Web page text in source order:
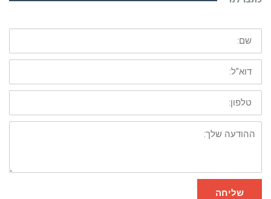
שם:
דוא"ל:
טלפון:
ההודעה
שלך:
שליחה